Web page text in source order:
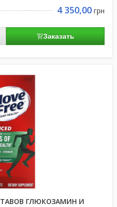
4 350,00 грн
Заказать
ГЛЮКОЗАМИН И